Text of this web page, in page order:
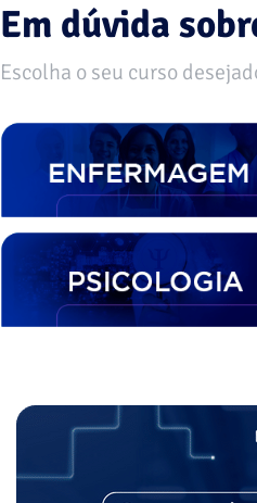
Em dúvida
Escolha o seu curso